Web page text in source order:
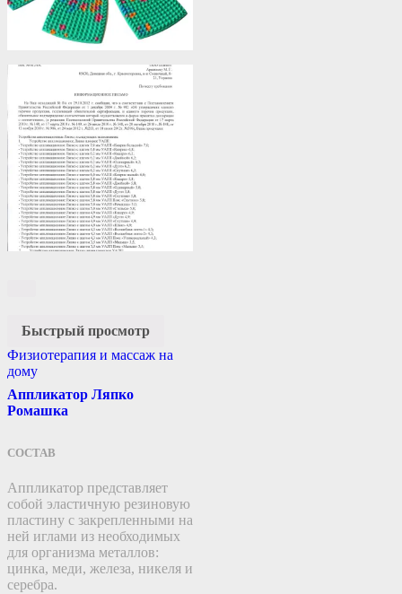
Быстрый просмотр
Физиотерапия и массаж на
дому
Аппликатор Ляпко
Ромашка
СОСТАВ
Аппликатор представляет
собой эластичную резиновую
пластину c закрепленными на
ней иглами из необходимых
для организма металлов:
цинка, меди, железа, никеля и
серебра.